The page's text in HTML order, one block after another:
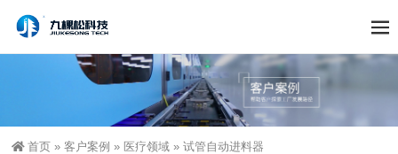
首页 » 客户案例 » 医疗领域 » 试管自动进料器